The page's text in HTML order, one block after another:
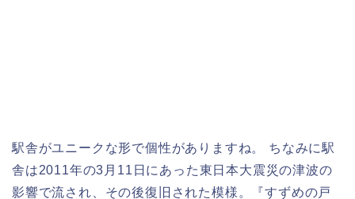
駅舎がユニークな形で個性がありますね。 ちなみに駅
舎は2011年の3月11日にあった東日本大震災の津波の
影響で流され、その後復旧された模様。『すずめの戸